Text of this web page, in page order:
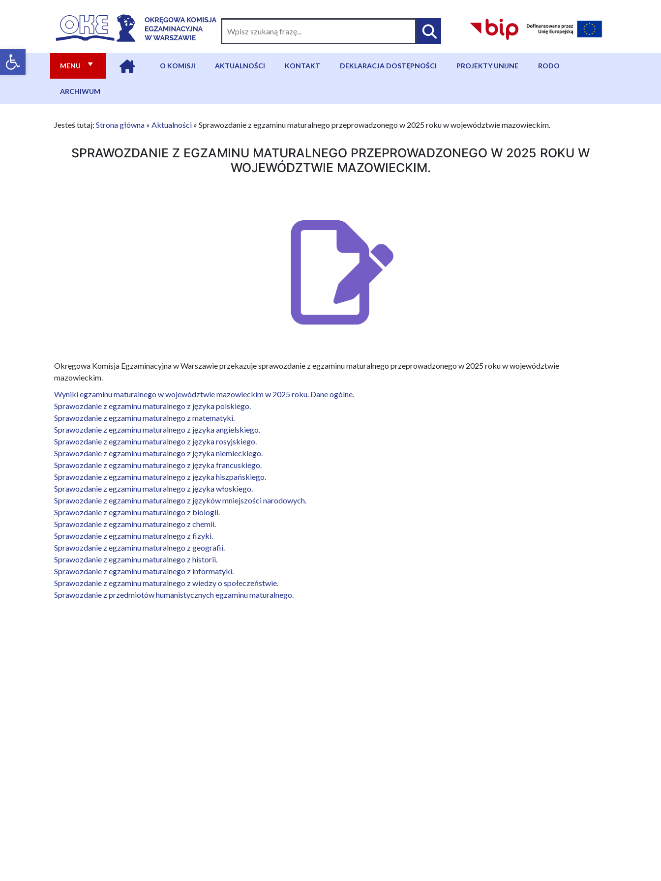
MENU O KOMISJI AKTUALNOŚCI KONTAKT DEKLARACJA DOSTĘPNOŚCI PROJEKTY UNIJNE RODO
ARCHIWUM
Jesteś tutaj: Strona główna» Aktualności» Sprawozdanie z egzaminu maturalnego przeprowadzonego w 2025 roku w województwie mazowieckim.
SPRAWOZDANIE Z EGZAMINU MATURALNEGO PRZEPROWADZONEGO W 2025 ROKU W
WOJEWÓDZTWIE MAZOWIECKIM.
Okręgowa Komisja Egzaminacyjna w Warszawie przekazuje sprawozdanie z egzaminu maturalnego przeprowadzonego w 2025 roku w województwie
mazowieckim.
Wyniki egzaminu maturalnego w województwie mazowieckim w 2025 roku. Dane ogólne.
Sprawozdanie z egzaminu maturalnego z języka polskiego.
Sprawozdanie z egzaminu maturalnego z matematyki.
Sprawozdanie z egzaminu maturalnego z języka angielskiego
Sprawozdanie z egzaminu maturalnego z języka rosyjskiego.
Sprawozdanie z egzaminu maturalnego z języka niemieckiego.
Sprawozdanie z egzaminu maturalnego z języka francuskiego.
Sprawozdanie z egzaminu maturalnego z języka hiszpańskiego.
Sprawozdanie z egzaminu maturalnego z języka włoskiego.
Sprawozdanie z egzaminu maturalnego z języków mniejszości narodowych.
Sprawozdanie z egzaminu maturalnego z biologii.
Sprawozdanie z egzaminu maturalnego z chemii.
Sprawozdanie z egzaminu maturalnego z fizyki.
Sprawozdanie z egzaminu maturalnego z geografii.
Sprawozdanie z egzaminu maturalnego z historii.
Sprawozdanie z egzaminu maturalnego z informatyki.
Sprawozdanie z egzaminu maturalnego z wiedzy o społeczeństwie.
Sprawozdanie z przedmiotów humanistycznych egzaminu maturalnego.